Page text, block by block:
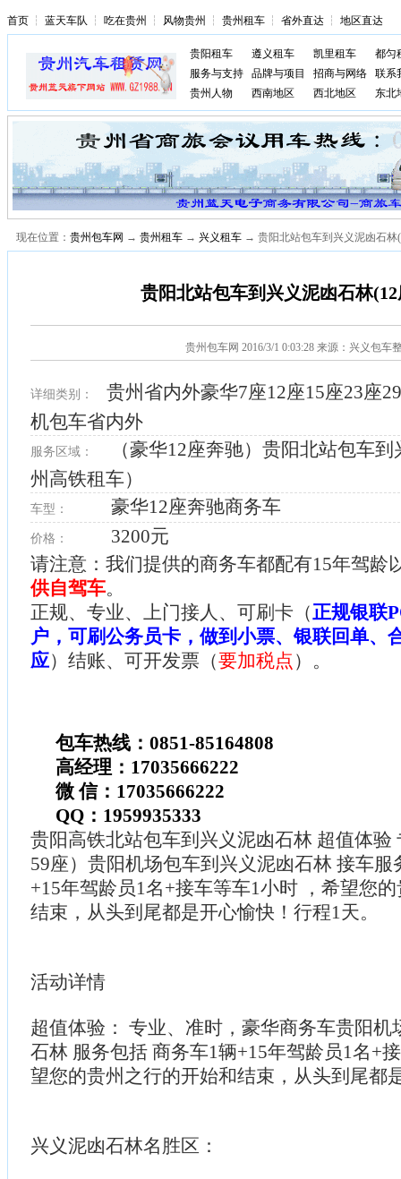
首页 ┆ 蓝天车队 ┆ 吃在贵州 ┆ 风物贵州 ┆ 贵州租车 ┆ 省外直达 ┆ 地区直达
贵阳租车 遵义租车 凯里租车
都匀
服务与支持
品牌与项目 招商与网络
联系
贵州人物
西南地区 西北地区 东北
现在位置： 贵州包车网 → 贵州租车 → 兴义租车 → 贵阳北站包车到兴义泥凼石林
贵阳北站包车到兴义泥凼石林
贵州包车网 2016/3/1 0:03:28 来源：兴义包车
详细类别：
贵州省内外豪华7座12座15座23座
机包车省内外
服务区域：
（豪华12座奔驰）贵阳北站包车
州高铁租车）
车型： 豪华12座奔驰商务车
价格：
3200元
请注意：我们提供的商务车都配有15年驾龄
供自驾车。
正规、专业、上门接人、可刷卡（正规银联
户，可刷公务员卡，做到小票、银联回单、
应）结账、可开发票（要加税点 ）。
包车热线：0851-85164808
高经理：17035666222
微 信：17035666222
QQ：1959935333
贵阳高铁北站包车到兴义泥凼石林 超值体验
59座）贵阳机场包车到兴义泥凼石林 接车服
+15年驾龄员1名+接车等车1小时 ，希望您
结束，从头到尾都是开心愉快！行程1天。
活动详情
超值体验： 专业、准时，豪华商务车贵阳机
石林 服务包括 商务车1辆+15年驾龄员1名+
望您的贵州之行的开始和结束，从头到尾都
兴义泥凼石林名胜区：